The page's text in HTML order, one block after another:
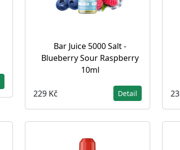
Bar Juice 5000 Salt -
Blueberry Sour Raspberry
10ml
229 Kč Detail